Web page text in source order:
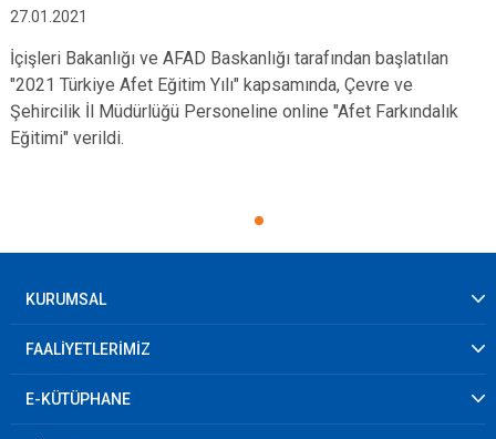
27.01.2021
İçişleri Bakanlığı ve AFAD Baskanlığı tarafından başlatılan
"2021 Türkiye Afet Eğitim Yılı" kapsamında, Çevre ve
Şehircilik İl Müdürlüğü Personeline online "Afet Farkındalık
Eğitimi" verildi.
KURUMSAL
FAALİYETLERİMİZ
E-KÜTÜPHANE